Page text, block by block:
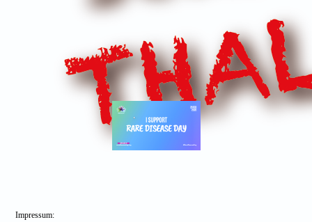
Impressum: